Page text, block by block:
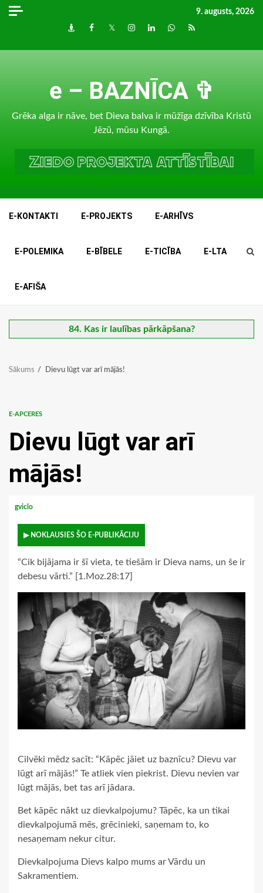
Skip
9. augusts, 2026
DraugiemFacebook
TwitterInstagram
LinkedInwhatsapp
RSS
e – BAZNĪCA ✞
Grēka alga ir nāve, bet Dieva balva ir mūžīga dzīvība Kristū
Jēzū, mūsu Kungā.
E-KONTAKTI E-PROJEKTS E-ARHĪVS
E-POLEMIKA E-BĪBELE E-TICĪBA E-LTA
E-AFIŠA
84. Kas ir laulības pārkāpšana?
Sākums Dievu lūgt var arī mājās!
E-APCERES
Dievu lūgt var arī
mājās!
gviclo
▶ NOKLAUSIES ŠO E-PUBLIKĀCIJU
“Cik bijājama ir šī vieta, te tiešām ir Dieva nams, un še ir
debesu vārti.” [1.Moz.28:17]
Cilvēki mēdz sacīt: “Kāpēc jāiet uz baznīcu? Dievu var
lūgt arī mājās!” Te atliek vien piekrist. Dievu nevien var
lūgt mājās, bet tas arī jādara.
Bet kāpēc nākt uz dievkalpojumu? Tāpēc, ka un tikai
dievkalpojumā mēs, grēcinieki, saņemam to, ko
nesaņemam nekur citur.
Dievkalpojuma Dievs kalpo mums ar Vārdu un
Sakramentiem.